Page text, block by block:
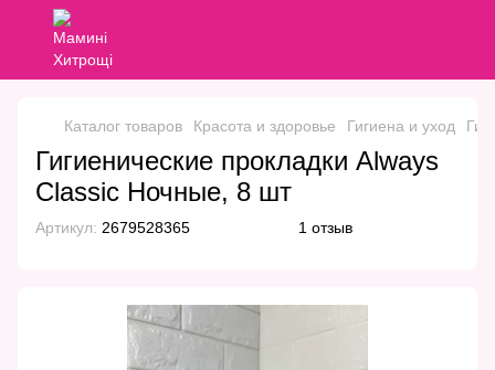
Каталог товаров Красота и здоровье Гигиена и уход
Гигиенические прокладки Always
Classic Ночные, 8 шт
Артикул: 2679528365 1 отзыв